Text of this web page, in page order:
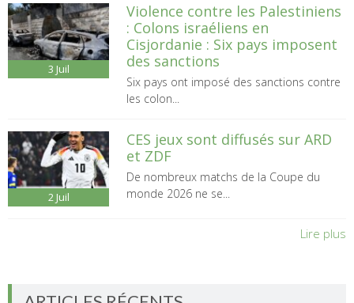
3 Juil
Violence contre les Palestiniens
: Colons israéliens en
Cisjordanie : Six pays imposent
des sanctions
Six pays ont imposé des sanctions contre
les colon...
2 Juil
CES jeux sont diffusés sur ARD
et ZDF
De nombreux matchs de la Coupe du
monde 2026 ne se...
Lire plus